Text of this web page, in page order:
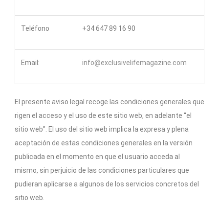
Teléfono +34 647 89 16 90
Email: info@exclusivelifemagazine.com
El presente aviso legal recoge las condiciones generales que
rigen el acceso y el uso de este sitio web, en adelante “el
sitio web”. El uso del sitio web implica la expresa y plena
aceptación de estas condiciones generales en la versión
publicada en el momento en que el usuario acceda al
mismo, sin perjuicio de las condiciones particulares que
pudieran aplicarse a algunos de los servicios concretos del
sitio web.